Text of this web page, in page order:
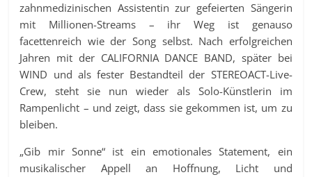
zahnmedizinischen Assistentin zur gefeierten Sängerin
mit Millionen-Streams – ihr Weg ist genauso
facettenreich wie der Song selbst. Nach erfolgreichen
Jahren mit der CALIFORNIA DANCE BAND, später bei
WIND und als fester Bestandteil der STEREOACT-Live-
Crew, steht sie nun wieder als Solo-Künstlerin im
Rampenlicht – und zeigt, dass sie gekommen ist, um zu
bleiben.
„Gib mir Sonne“ ist ein emotionales Statement, ein
musikalischer Appell an Hoffnung, Licht und